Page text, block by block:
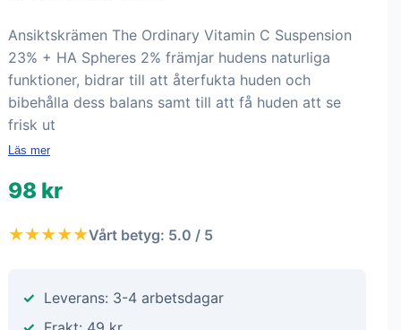
Ansiktskrämen The Ordinary Vitamin C Suspension
23% + HA Spheres 2% främjar hudens naturliga
funktioner, bidrar till att återfukta huden och
bibehålla dess balans samt till att få huden att se
frisk ut
Läs mer
98 kr
★★★★★Vårt betyg: 5.0 / 5
Leverans: 3-4 arbetsdagar